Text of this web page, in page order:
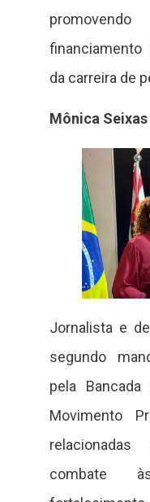
da carreira de
Mônica Seixas
Jornalista e
segundo
pela
Movimento
combate